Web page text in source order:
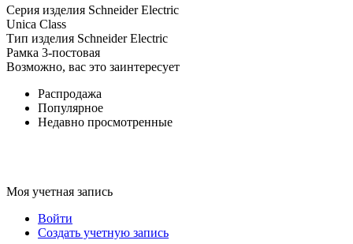
Серия изделия Schneider Electric
Unica Class
Тип изделия Schneider Electric
Рамка 3-постовая
Возможно, вас это заинтересует
Распродажа
Популярное
Недавно просмотренные
Моя учетная запись
Войти
Создать учетную запись